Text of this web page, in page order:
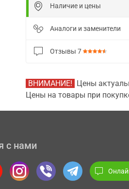
Наличие и цены
Аналоги и заменители
Отзывы 7
ВНИМАНИЕ! Цены
Цены на товары при
с нами